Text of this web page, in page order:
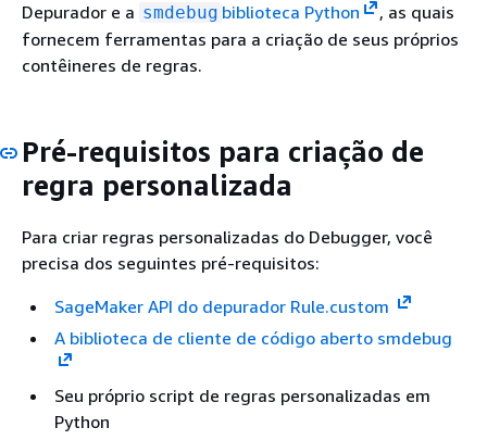
Depurador e a smdebug biblioteca Python
, as quais
fornecem ferramentas para a criação de seus próprios
contêineres de regras.
Pré-requisitos para criação de
regra personalizada
Para criar regras personalizadas do Debugger, você
precisa dos seguintes pré-requisitos:
SageMaker API do depurador Rule.custom
A biblioteca de cliente de código aberto smdebug
Seu próprio script de regras personalizadas em
Python